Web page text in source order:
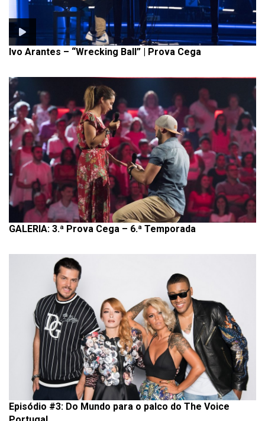
Ivo Arantes – “Wrecking Ball” | Prova Cega
GALERIA: 3.ª Prova Cega – 6.ª Temporada
Episódio #3: Do Mundo para o palco do The Voice